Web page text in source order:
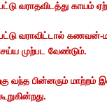
வராதவிடத்து
வராவிட்டால் கணவன்-
முற்பட வேண்டும்.
வந்த பின்னரும்